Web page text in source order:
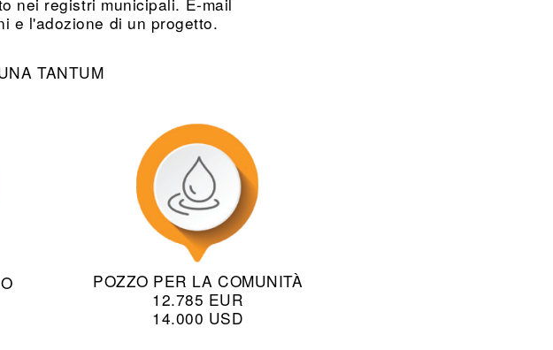
e l'adozione di un progetto.
TANTUM
POZZO PER LA COMUNITÀ
12.785 EUR
14.000 USD